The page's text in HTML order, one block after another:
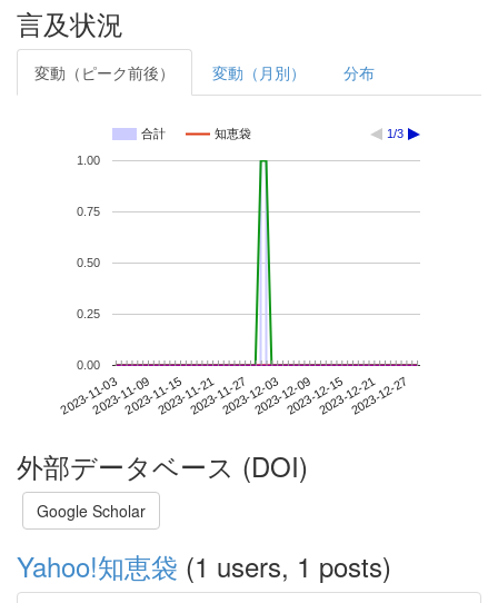
言及状況
変動（ピーク前後） 変動（月別） 分布
合計 知恵袋 1/3
2023-11-032023-11-092023-11-152023-11-212023-11-272023-12-032023-12-092023-12-152023-12-212023-12-27
0.00
0.25
0.50
0.75
1.00
外部データベース (DOI)
Google Scholar
Yahoo!知恵袋 (1 users, 1 posts)